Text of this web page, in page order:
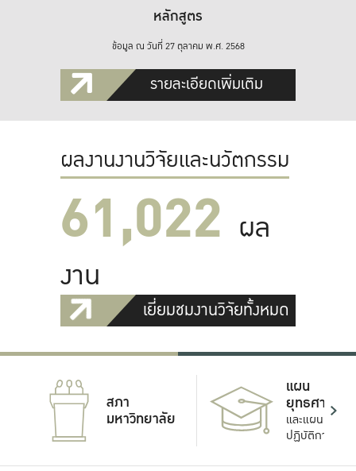
หลักสูตร
ข้อมูล ณ วันที่ 27 ตุลาคม พ.ศ. 2568
รายละเอียดเพิ่มเติม
ผลงานงานวิจัยและนวัตกรรม
61,022 ผล
งาน
เยี่ยมชมงานวิจัยทั้งหมด
สภา
มหาวิทยาลัย
แผน
ยุทธศาสตร์
และแผน
ปฏิบัติการ